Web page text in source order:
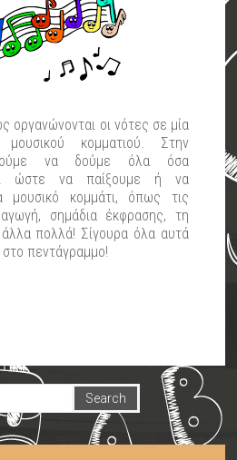
οργανώνονται οι νότες σε μία
κομματιού. Στην
να δούμε όλα όσα
ώστε να παίξουμε ή να
μουσικό κομμάτι, όπως τις
σημάδια έκφρασης, τη
πολλά! Σίγουρα όλα αυτά
στο πεντάγραμμο!